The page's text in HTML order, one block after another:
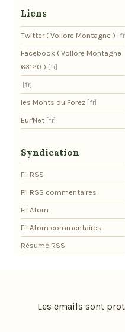
Liens
Twitter ( Vollore Montagne )
Facebook ( Vollore Montagne
63120 )
les Monts du Forez
Eur'Net
Syndication
Fil RSS
Fil RSS commentaires
Fil Atom
Fil Atom commentaires
Résumé RSS
Les emails sont